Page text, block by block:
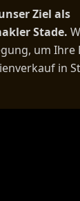
Ziel als
Stade.
um
in